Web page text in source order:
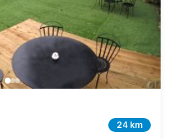
24 km